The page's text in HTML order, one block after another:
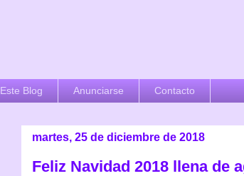
Este Blog Anunciarse Contacto
martes, 25 de diciembre de 2018
Feliz Navidad 2018 llena de